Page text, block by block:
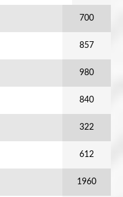
700
857
980
840
322
612
1960